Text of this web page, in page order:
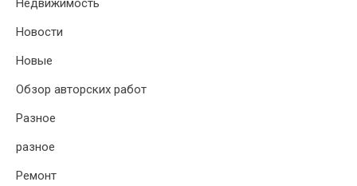
Недвижимость
Новости
Новые
Обзор авторских работ
Разное
разное
Ремонт